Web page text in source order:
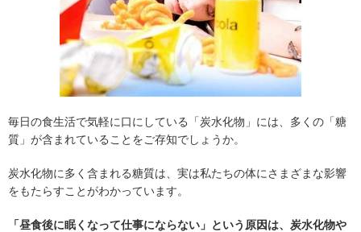
毎日の食生活で気軽に口にしている「炭水化物」には、多くの「糖
質」が含まれていることをご存知でしょうか。
炭水化物に多く含まれる糖質は、実は私たちの体にさまざまな影響
をもたらすことがわかっています。
「昼食後に眠くなって仕事にならない」という原因は、炭水化物や